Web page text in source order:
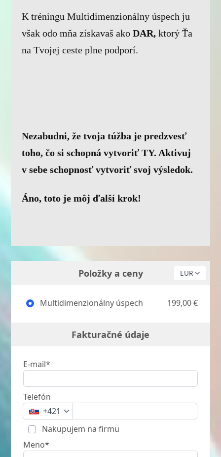
K tréningu Multidimenzionálny úspech ju
však odo mňa získavaš akoDAR, ktorý Ťa
na Tvojej ceste plne podporí.
Nezabudni, že tvoja túžba je predzvesť
toho, čo si schopná vytvoriť TY. Aktivuj
v sebe schopnosť vytvoriť svoj výsledok.
Áno, toto je môj ďalší krok!
Položky a ceny
Multidimenzionálny úspech 199,00 €
Fakturačné údaje
E-mail*
Telefón
+421
Nakupujem na firmu
Meno*